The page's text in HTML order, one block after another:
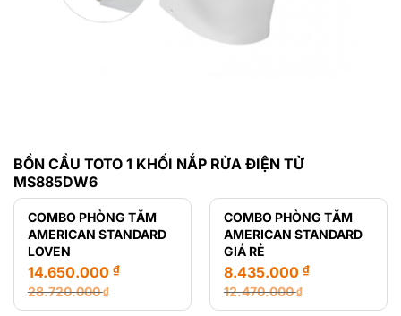
BỒN CẦU TOTO 1 KHỐI NẮP RỬA ĐIỆN TỬ
MS885DW6
COMBO PHÒNG TẮM
AMERICAN STANDARD
LOVEN
28.720.000₫
Giá
14.650.000 ₫
Giá
COMBO PHÒNG TẮM
AMERICAN STANDARD
GIÁ RẺ
12.470.000₫
Giá
8.435.000 ₫
Giá